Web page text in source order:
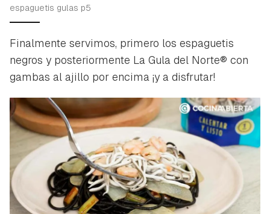
espaguetis gulas p5
Finalmente servimos, primero los espaguetis
negros y posteriormente La Gula del Norte® con
gambas al ajillo por encima ¡y a disfrutar!